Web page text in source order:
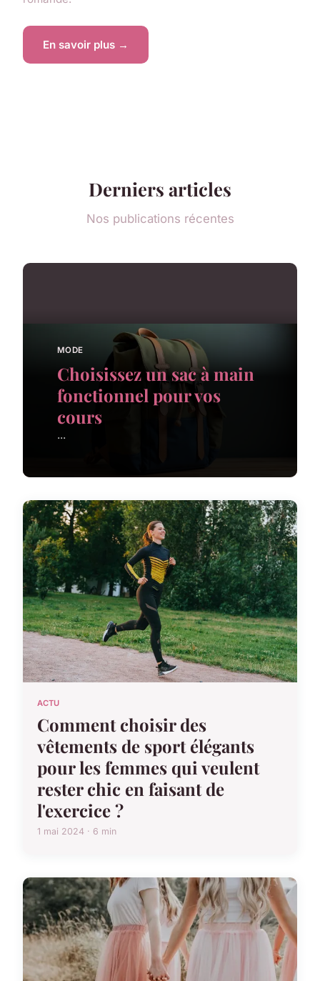
En savoir plus →
Derniers articles
Nos publications récentes
MODE
Choisissez un sac à main
fonctionnel pour vos
cours
...
ACTU
Comment choisir des
vêtements de sport élégants
pour les femmes qui veulent
rester chic en faisant de
l'exercice ?
1 mai 2024 · 6 min